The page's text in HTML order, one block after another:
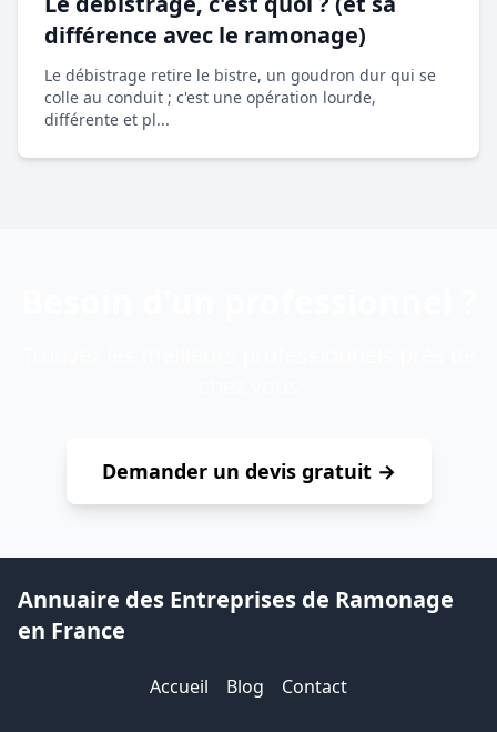
différence avec le ramonage)
Le débistrage retire le bistre, un goudron dur qui se
colle au conduit ; c'est une opération lourde,
différente et pl...
Demander un devis gratuit →
Annuaire des Entreprises de Ramonage
en France
Accueil Blog Contact